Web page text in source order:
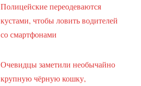
Полицейские переодеваются
кустами, чтобы ловить водителей
со смартфонами
Очевидцы заметили необычайно
крупную чёрную кошку,